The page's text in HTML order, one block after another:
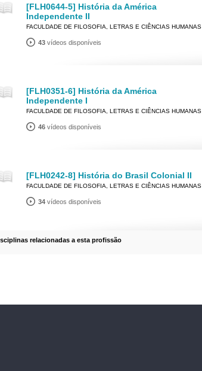
[FLH0644-5] História da América
Independente II
FACULDADE DE FILOSOFIA, LETRAS E CIÊNCIAS HUMANAS
43 vídeos disponíveis
[FLH0351-6] História da América
Independente I
FACULDADE DE FILOSOFIA, LETRAS E CIÊNCIAS HUMANAS
46 vídeos disponíveis
[FLH0242-8] História do Brasil Colonial II
FACULDADE DE FILOSOFIA, LETRAS E CIÊNCIAS HUMANAS
34 vídeos disponíveis
relacionadas a esta profissão